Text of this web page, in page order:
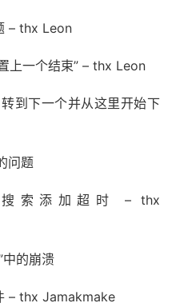
– thx Leon
上一个结束” – thx Leon
到下一个并从这里开始下
问题
索添加超时 – thx
中的崩溃
– thx Jamakmake